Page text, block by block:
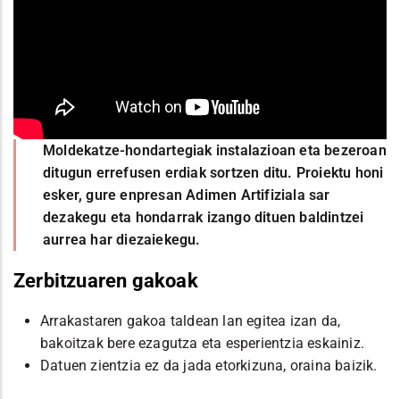
Moldekatze-hondartegiak instalazioan eta bezeroan
ditugun errefusen erdiak sortzen ditu. Proiektu honi
esker, gure enpresan Adimen Artifiziala sar
dezakegu eta hondarrak izango dituen baldintzei
aurrea har diezaiekegu.
Zerbitzuaren gakoak
Arrakastaren gakoa taldean lan egitea izan da,
bakoitzak bere ezagutza eta esperientzia eskainiz.
Datuen zientzia ez da jada etorkizuna, oraina baizik.